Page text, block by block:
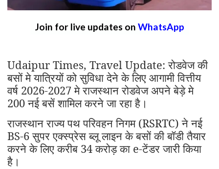
Join for live updates on WhatsApp
Udaipur Times, Travel Update: रोडवेज की
बसों मे यात्रियों को सुविधा देने के लिए आगामी वित्तीय
वर्ष 2026-2027 मे राजस्थान रोडवेज अपने बेड़े मे
200 नई बसें शामिल करने जा रहा है।
राजस्थान राज्य पथ परिवहन निगम (RSRTC) ने नई
BS-6 सुपर एक्स्प्रेस ब्लू लाइन के बसों की बॉडी तैयार
करने के लिए करीब 34 करोड़ का e-टेंडर जारी किया
है।